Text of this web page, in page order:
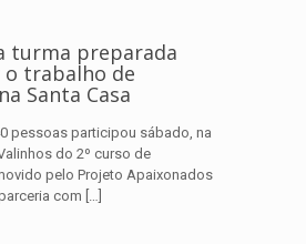
turma preparada
o trabalho de
Santa Casa
pessoas participou sábado, na
do 2º curso de
pelo Projeto Apaixonados
com […]